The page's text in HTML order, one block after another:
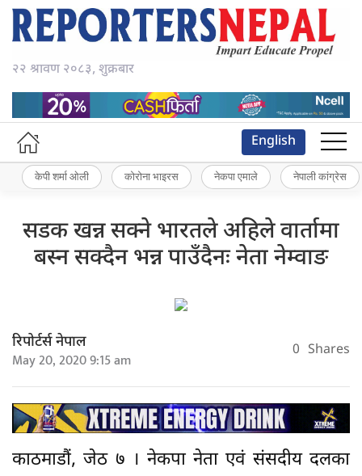
२२ श्रावण २०८३, शुक्रबार
English
केपी शर्मा ओली कोरोना भाइरस नेकपा एमाले नेपाली कांग्रेस
सडक खन्न सक्ने भारतले अहिले वार्तामा
बस्न सक्दैन भन्न पाउँदैनः नेता नेम्वाङ
रिपोर्टर्स नेपाल
May 20, 2020 9:15 am 0 Shares
काठमाडौं, जेठ ७ । नेकपा नेता एवं संसदीय दलका